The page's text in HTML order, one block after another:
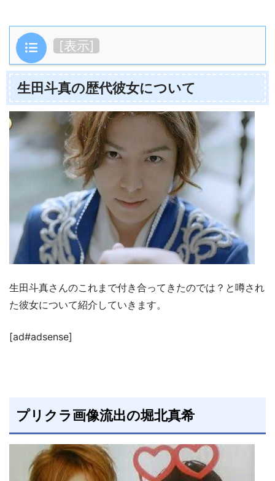
目次 [表示]
生田斗真の歴代彼女について
生田斗真さんのこれまで付き合ってきたのでは？と噂され
た彼女について紹介していきます。
[ad#adsense]
プリクラ画像流出の堀北真希